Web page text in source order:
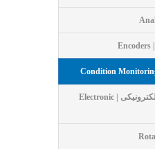
- کارتها / بردهای الکترونیکی | Electronic